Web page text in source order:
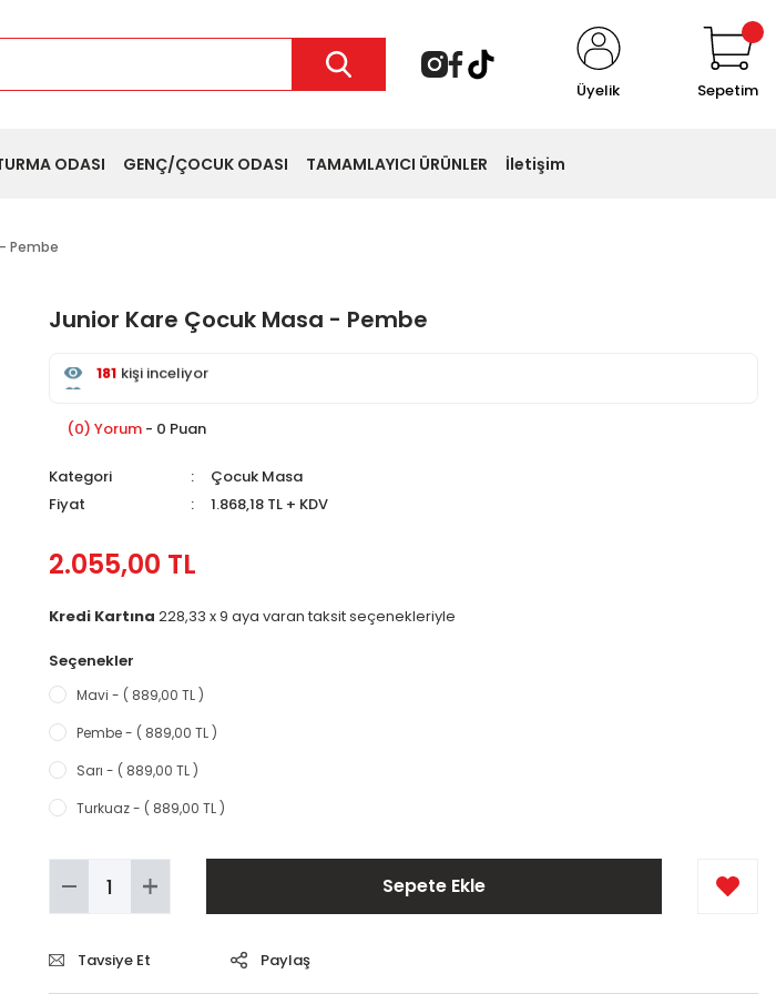
Üyelik Sepetim
ODASI GENÇ/ÇOCUK ODASI TAMAMLAYICI ÜRÜNLER İletişim
Pembe
Junior Kare Çocuk Masa - Pembe
Son 24 saat içinde
181 kişi inceledi
(0) Yorum - 0 Puan
Kategori
Çocuk Masa
Fiyat
1.868,18 TL + KDV
2.055,00 TL
Kredi Kartına 228,33 x 9 aya varan taksit seçenekleriyle
Seçenekler
Mavi - ( 889,00 TL )
Pembe - ( 889,00 TL )
Sarı - ( 889,00 TL )
Turkuaz - ( 889,00 TL )
Sepete Ekle
Tavsiye Et Paylaş